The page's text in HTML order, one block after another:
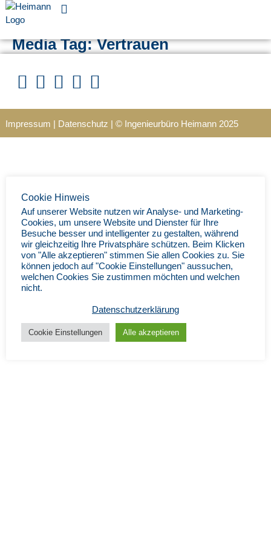
Media Tag:Vertrauen
Impressum | Datenschutz | © Ingenieurbüro Heimann 2025
Cookie Hinweis
Auf unserer Website nutzen wir Analyse- und Marketing-
Cookies, um unsere Website und Dienster für Ihre
Besuche besser und intelligenter zu gestalten, während
wir gleichzeitig Ihre Privatsphäre schützen. Beim Klicken
von "Alle akzeptieren" stimmen Sie allen Cookies zu. Sie
können jedoch auf "Cookie Einstellungen" aussuchen,
welchen Cookies Sie zustimmen möchten und welchen
nicht.
Datenschutzerklärung
Cookie Einstellungen Alle akzeptieren